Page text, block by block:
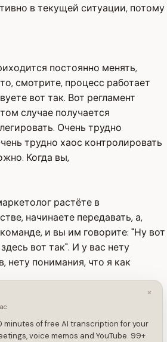
в текущей ситуации, потому
постоянно менять,
смотрите, процесс работает
вот так. Вот регламент
случае получается
Очень трудно
трудно хаос контролировать
Когда вы,
растёте в
начинаете передавать, а,
и вы им говорите: "Ну вот
вот так". И у вас нету
нету понимания, что я как
решение, основываясь на
действуете по ситуации. Ваши
×
minutes of free AI transcription for your
voice memos and YouTube. 99+